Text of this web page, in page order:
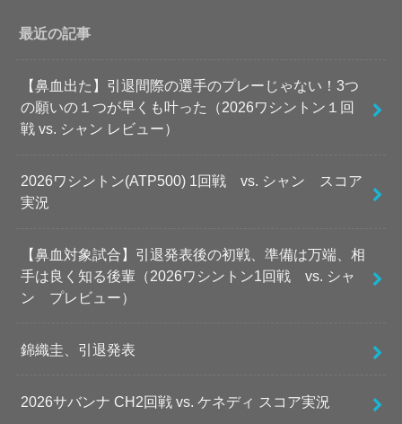
最近の記事
【鼻血出た】引退間際の選手のプレーじゃない！3つ
の願いの１つが早くも叶った（2026ワシントン１回
戦 vs. シャン レビュー）
2026ワシントン(ATP500) 1回戦 vs. シャン スコア
実況
【鼻血対象試合】引退発表後の初戦、準備は万端、相
手は良く知る後輩（2026ワシントン1回戦 vs. シャ
ン プレビュー）
錦織圭、引退発表
2026サバンナ CH2回戦 vs. ケネディ スコア実況